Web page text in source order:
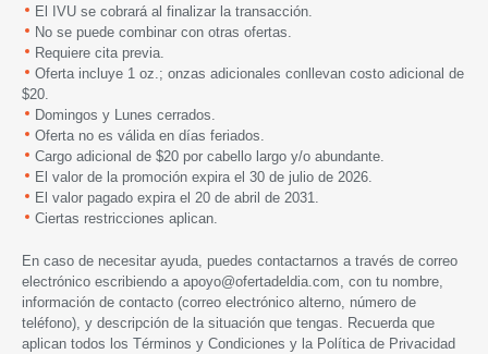
El IVU se cobrará al finalizar la transacción.
No se puede combinar con otras ofertas.
Requiere cita previa.
Oferta incluye 1 oz.; onzas adicionales conllevan costo adicional de
$20.
Domingos y Lunes cerrados.
Oferta no es válida en días feriados.
Cargo adicional de $20 por cabello largo y/o abundante.
El valor de la promoción expira el 30 de julio de 2026.
El valor pagado expira el 20 de abril de 2031.
Ciertas restricciones aplican.
En caso de necesitar ayuda, puedes contactarnos a través de correo
electrónico escribiendo a apoyo@ofertadeldia.com , con tu nombre,
información de contacto (correo electrónico alterno, número de
teléfono), y descripción de la situación que tengas. Recuerda que
aplican todos los Términos y Condiciones y la Política de Privacidad